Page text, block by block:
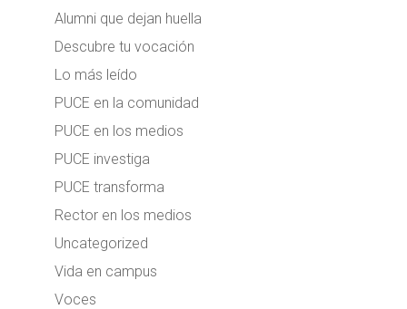
Alumni que dejan huella
Descubre tu vocación
Lo más leído
PUCE en la comunidad
PUCE en los medios
PUCE investiga
PUCE transforma
Rector en los medios
Uncategorized
Vida en campus
Voces